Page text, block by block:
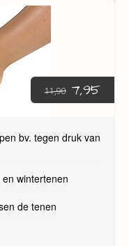
11,90 7,95
bv. tegen druk van
wintertenen
de tenen